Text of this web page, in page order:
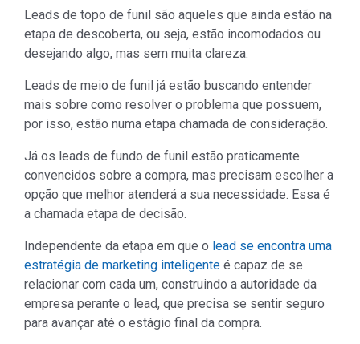
Leads de topo de funil são aqueles que ainda estão na
etapa de descoberta, ou seja, estão incomodados ou
desejando algo, mas sem muita clareza.
Leads de meio de funil já estão buscando entender
mais sobre como resolver o problema que possuem,
por isso, estão numa etapa chamada de consideração.
Já os leads de fundo de funil estão praticamente
convencidos sobre a compra, mas precisam escolher a
opção que melhor atenderá a sua necessidade. Essa é
a chamada etapa de decisão.
Independente da etapa em que o lead se encontra uma
estratégia de marketing inteligente é capaz de se
relacionar com cada um, construindo a autoridade da
empresa perante o lead, que precisa se sentir seguro
para avançar até o estágio final da compra.